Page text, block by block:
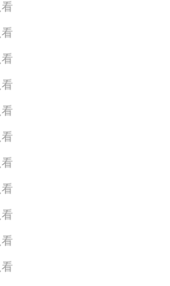
看
看
看
看
看
看
看
看
看
看
看